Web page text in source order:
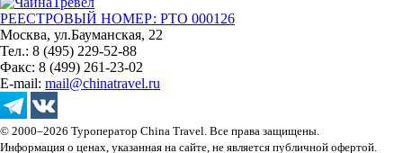
РЕЕСТРОВЫЙ НОМЕР: РТО 000126
Москва, ул.Бауманская, 22
Тел.: 8 (495) 229-52-88
Факс: 8 (499) 261-23-02
E-mail: mail@chinatravel.ru
© 2000–2026 Туроператор China Travel. Все права защищены.
Информация о ценах, указанная на сайте, не является публичной офертой.